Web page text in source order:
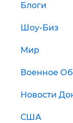
Блоги
Шоу-Биз
Мир
Военное
Новости
США